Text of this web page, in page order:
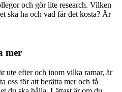
och gör lite research. Vilken
ska ha och vad får det kosta? Är
mer
ute efter och inom vilka ramar, är
oss för att berätta mer och få